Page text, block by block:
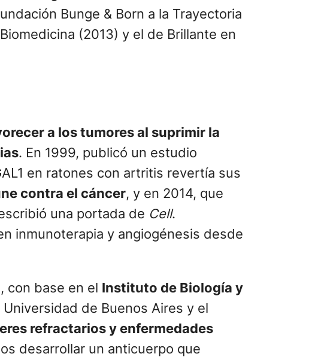
Bunge & Born a la Trayectoria
(2013) y el de Brillante en
a los tumores al suprimir la
. En 1999, publicó un estudio
en ratones con artritis revertía sus
contra el cáncer, y en 2014, que
una portada de Cell.
inmunoterapia y angiogénesis desde
con base en el Instituto de Biología y
de Buenos Aires y el
refractarios y enfermedades
desarrollar un anticuerpo que